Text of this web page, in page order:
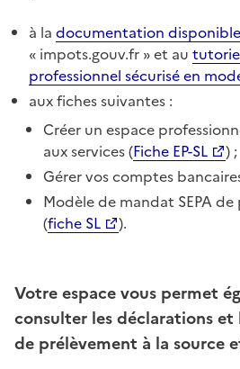
à la documentation disponible
« impots.gouv.fr » et au
professionnel sécurisé en
aux fiches suivantes :
Créer un espace
aux services (Fiche EP-SL
) ;
Gérer vos comptes
Modèle de mandat SEPA
(fiche SL ).
Votre espace vous permet
consulter les déclarations et
de prélèvement à la source